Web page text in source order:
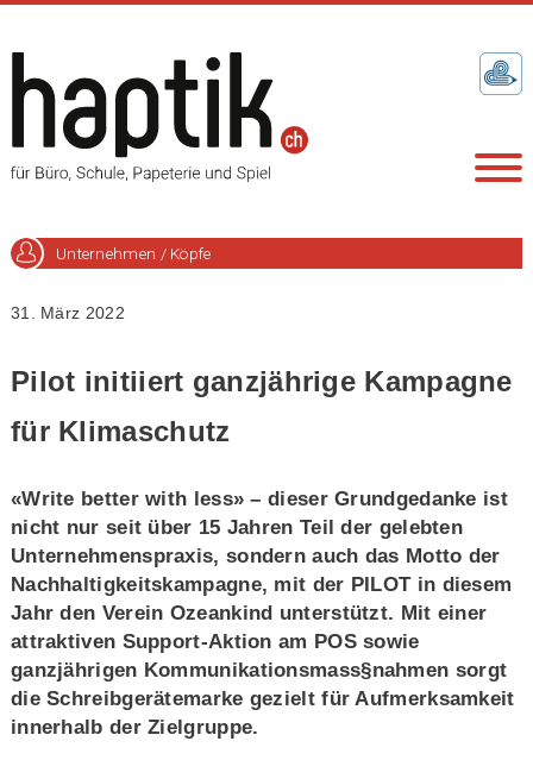
Unternehmen / Köpfe
31. März 2022
Pilot initiiert ganzjährige Kampagne
für Klimaschutz
«Write better with less» – dieser Grundgedanke ist
nicht nur seit über 15 Jahren Teil der gelebten
Unternehmenspraxis, sondern auch das Motto der
Nachhaltigkeitskampagne, mit der PILOT in diesem
Jahr den Verein Ozeankind unterstützt. Mit einer
attraktiven Support-Aktion am POS sowie
ganzjährigen Kommunikationsmass§nahmen sorgt
die Schreibgerätemarke gezielt für Aufmerksamkeit
innerhalb der Zielgruppe.